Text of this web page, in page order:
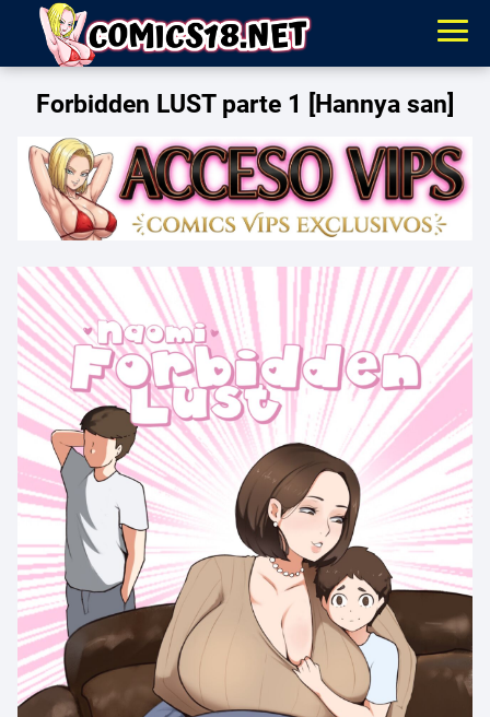
Forbidden LUST parte 1 [Hannya san]